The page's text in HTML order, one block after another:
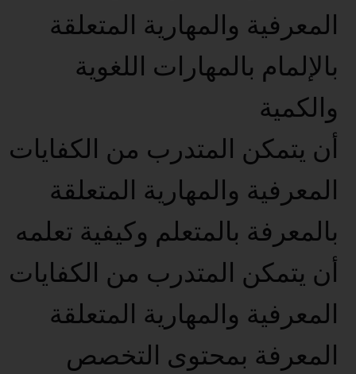
المعرفية والمهارية المتعلقة
بالإلمام بالمهارات اللغوية
والكمية
أن يتمكن المتدرب من الكفايات
المعرفية والمهارية المتعلقة
بالمعرفة بالمتعلم وكيفية تعلمه
أن يتمكن المتدرب من الكفايات
المعرفية والمهارية المتعلقة
المعرفة بمحتوى التخصص